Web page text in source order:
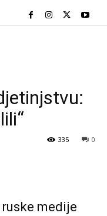
0
335
medije